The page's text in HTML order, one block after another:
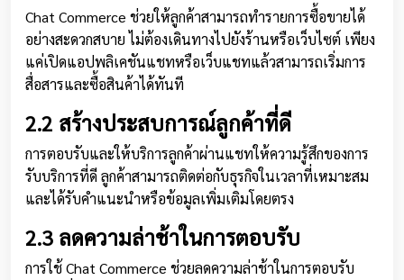
Chat Commerce ช่วยให้ลูกค้าสามารถทำรายการซื้อขายได้
อย่างสะดวกสบาย ไม่ต้องเดินทางไปยังร้านหรือเว็บไซต์ เพียง
แค่เปิดแอปพลิเคชันแชทหรือเว็บแชทแล้วสามารถเริ่มการ
สื่อสารและซื้อสินค้าได้ทันที
2.2 สร้างประสบการณ์ลูกค้าที่ดี
การตอบรับและให้บริการลูกค้าผ่านแชทให้ความรู้สึกของการ
รับบริการที่ดี ลูกค้าสามารถติดต่อกับธุรกิจในเวลาที่เหมาะสม
และได้รับคำแนะนำหรือข้อมูลเพิ่มเติมโดยตรง
2.3 ลดความล่าช้าในการตอบรับ
การใช้ Chat Commerce ช่วยลดความล่าช้าในการตอบรับ